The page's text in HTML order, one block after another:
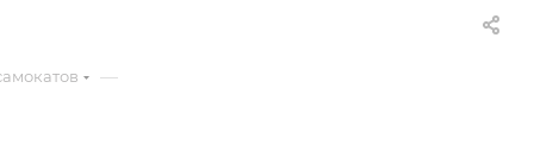
—